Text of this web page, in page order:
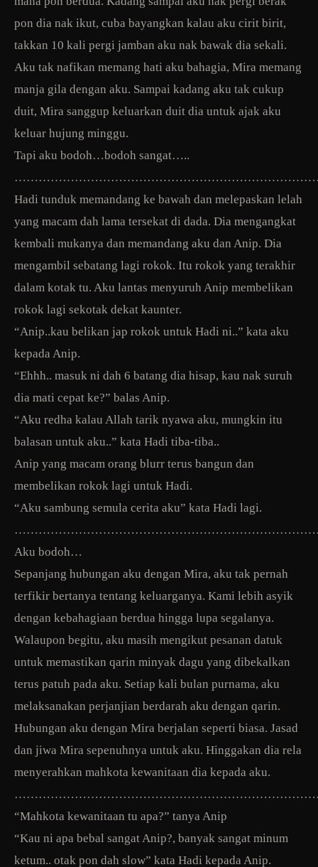
pon dia nak ikut, cuba bayangkan kalau aku cirit birit,
takkan 10 kali pergi jamban aku nak bawak dia sekali.
Aku tak nafikan memang hati aku bahagia, Mira memang
manja gila dengan aku. Sampai kadang aku tak cukup
duit, Mira sanggup keluarkan duit dia untuk ajak aku
keluar hujung minggu.
Tapi aku bodoh…bodoh sangat…..
Hadi tunduk memandang ke bawah dan melepaskan lelah
yang macam dah lama tersekat di dada. Dia mengangkat
kembali mukanya dan memandang aku dan Anip. Dia
mengambil sebatang lagi rokok. Itu rokok yang terakhir
dalam kotak tu. Aku lantas menyuruh Anip membelikan
rokok lagi sekotak dekat kaunter.
“Anip..kau belikan jap rokok untuk Hadi ni..” kata aku
kepada Anip.
“Ehhh.. masuk ni dah 6 batang dia hisap, kau nak suruh
dia mati cepat ke?” balas Anip.
“Aku redha kalau Allah tarik nyawa aku, mungkin itu
balasan untuk aku..” kata Hadi tiba-tiba..
Anip yang macam orang blurr terus bangun dan
membelikan rokok lagi untuk Hadi.
“Aku sambung semula cerita aku” kata Hadi lagi.
Aku bodoh…
Sepanjang hubungan aku dengan Mira, aku tak pernah
terfikir bertanya tentang keluarganya. Kami lebih asyik
dengan kebahagiaan berdua hingga lupa segalanya.
Walaupon begitu, aku masih mengikut pesanan datuk
untuk memastikan qarin minyak dagu yang dibekalkan
terus patuh pada aku. Setiap kali bulan purnama, aku
melaksanakan perjanjian berdarah aku dengan qarin.
Hubungan aku dengan Mira berjalan seperti biasa. Jasad
dan jiwa Mira sepenuhnya untuk aku. Hinggakan dia rela
menyerahkan mahkota kewanitaan dia kepada aku.
“Mahkota kewanitaan tu apa?” tanya Anip
“Kau ni apa bebal sangat Anip?, banyak sangat minum
ketum.. otak pon dah slow” kata Hadi kepada Anip.